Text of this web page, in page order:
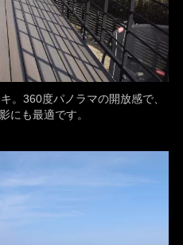
。360度パノラマの開放感で、
にも最適です。